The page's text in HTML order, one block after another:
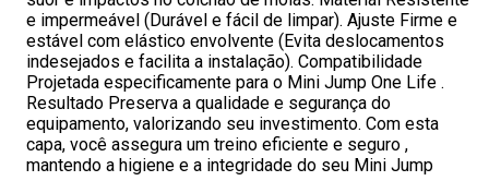
e impermeável (Durável e fácil de limpar). Ajuste Firme e
estável com elástico envolvente (Evita deslocamentos
indesejados e facilita a instalação). Compatibilidade
Projetada especificamente para o Mini Jump One Life .
Resultado Preserva a qualidade e segurança do
equipamento, valorizando seu investimento. Com esta
capa, você assegura um treino eficiente e seguro ,
mantendo a higiene e a integridade do seu Mini Jump